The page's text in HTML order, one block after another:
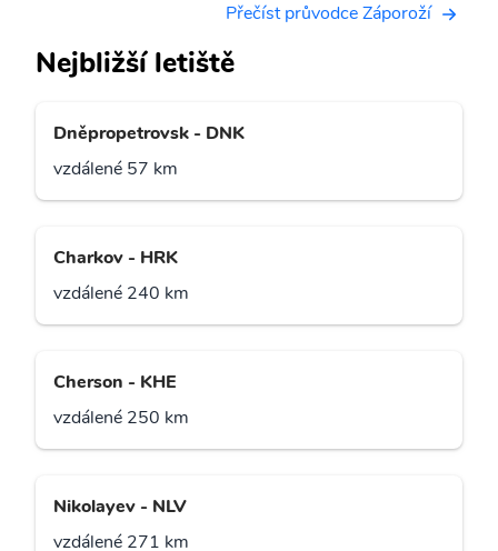
Přečíst průvodce Záporoží
Nejbližší letiště
Dněpropetrovsk - DNK
vzdálené 57 km
Charkov - HRK
vzdálené 240 km
Cherson - KHE
vzdálené 250 km
Nikolayev - NLV
vzdálené 271 km